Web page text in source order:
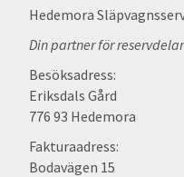
Hedemora
Din partner för
Besöksadress:
Eriksdals Gård
776 93 Hedemora
Fakturaadress:
Bodavägen 15